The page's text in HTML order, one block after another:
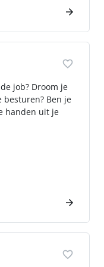
job? Droom je
besturen? Ben je
handen uit je